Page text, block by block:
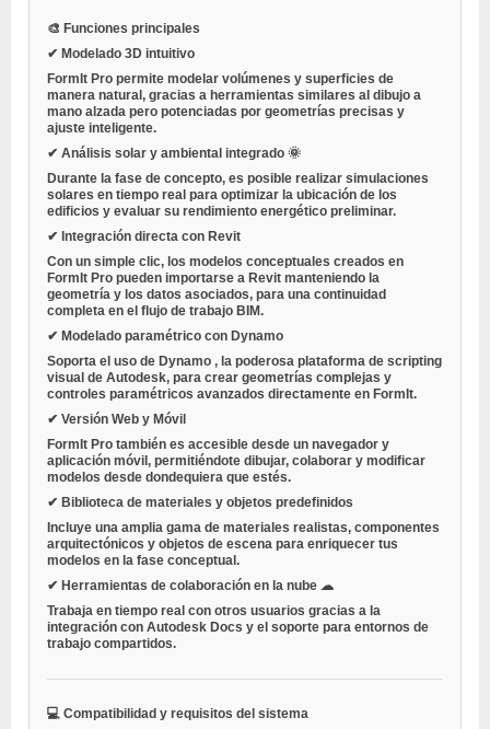
🎨 Funciones principales
✔ Modelado 3D intuitivo
FormIt Pro permite modelar volúmenes y superficies de
manera natural, gracias a herramientas similares al dibujo a
mano alzada pero potenciadas por geometrías precisas y
ajuste inteligente.
✔ Análisis solar y ambiental integrado 🌞
Durante la fase de concepto, es posible realizar simulaciones
solares en tiempo real para optimizar la ubicación de los
edificios y evaluar su rendimiento energético preliminar.
✔ Integración directa con Revit
Con un simple clic, los modelos conceptuales creados en
FormIt Pro pueden importarse a Revit manteniendo la
geometría y los datos asociados, para una continuidad
completa en el flujo de trabajo BIM.
✔ Modelado paramétrico con Dynamo
Soporta el uso de Dynamo , la poderosa plataforma de scripting
visual de Autodesk, para crear geometrías complejas y
controles paramétricos avanzados directamente en FormIt.
✔ Versión Web y Móvil
FormIt Pro también es accesible desde un navegador y
aplicación móvil, permitiéndote dibujar, colaborar y modificar
modelos desde dondequiera que estés.
✔ Biblioteca de materiales y objetos predefinidos
Incluye una amplia gama de materiales realistas, componentes
arquitectónicos y objetos de escena para enriquecer tus
modelos en la fase conceptual.
✔ Herramientas de colaboración en la nube ☁
Trabaja en tiempo real con otros usuarios gracias a la
integración con Autodesk Docs y el soporte para entornos de
trabajo compartidos.
💻 Compatibilidad y requisitos del sistema